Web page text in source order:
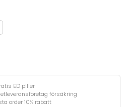
ED piller
försäkring
order 10% rabatt